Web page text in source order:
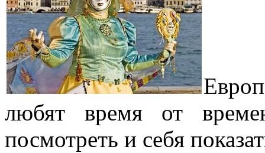
любят время от
посмотреть и себя